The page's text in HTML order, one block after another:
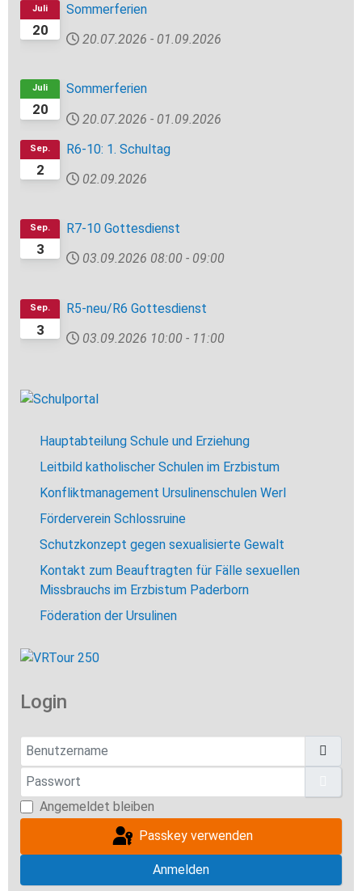
20
Juli
Sommerferien
20.07.2026 - 01.09.2026
20
Juli
Sommerferien
20.07.2026 - 01.09.2026
2
Sep.
R6-10: 1. Schultag
02.09.2026
3
Sep.
R7-10 Gottesdienst
03.09.2026 08:00 - 09:00
3
Sep.
R5-neu/R6 Gottesdienst
03.09.2026 10:00 - 11:00
Hauptabteilung Schule und Erziehung
Leitbild katholischer Schulen im Erzbistum
Konfliktmanagement Ursulinenschulen Werl
Förderverein Schlossruine
Schutzkonzept gegen sexualisierte Gewalt
Kontakt zum Beauftragten für Fälle sexuellen
Missbrauchs im Erzbistum Paderborn
Föderation der Ursulinen
Login
Benutzername
Passwort
Angemeldet bleiben
Passkey verwenden
Anmelden